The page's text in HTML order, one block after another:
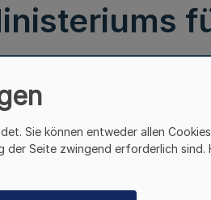
öffentlichen
von Spielbanken
Sie können entweder allen
der Seite zwingend erforderlich sind.